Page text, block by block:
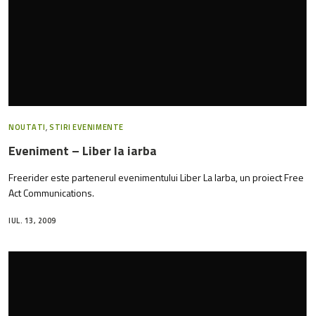
NOUTATI,STIRI EVENIMENTE
Eveniment – Liber la iarba
Freerider este partenerul evenimentului Liber La Iarba, un proiect Free
Act Communications.
IUL. 13, 2009